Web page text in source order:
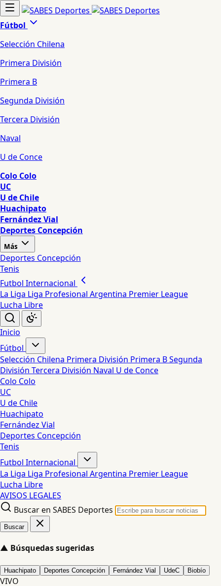
Fútbol
Selección Chilena
Primera División
Primera B
Segunda División
Tercera División
Naval
U de Conce
Colo Colo
UC
U de Chile
Huachipato
Fernández Vial
Deportes Concepción
Más
Deportes Concepción
Tenis
Futbol Internacional
La Liga Liga Profesional Argentina Premier League
Lucha Libre
Inicio
Fútbol
Selección Chilena Primera División Primera BSegunda
División Tercera División Naval U de Conce
Colo Colo
UC
U de Chile
Huachipato
Fernández Vial
Deportes Concepción
Tenis
Futbol Internacional
La Liga Liga Profesional Argentina Premier League
Lucha Libre
AVISOS LEGALES
Buscar en SABES Deportes
Buscar
▲ Búsquedas sugeridas
Huachipato Deportes Concepción Fernández Vial UdeC Biobío
VIVO